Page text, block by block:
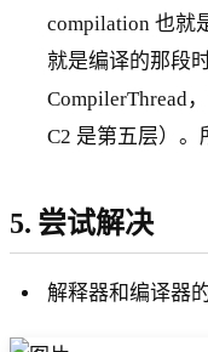
compilation 也就
就是编译的那段
CompilerThread
C2 是第五层）。
5. 尝试解决
解释器和编译器